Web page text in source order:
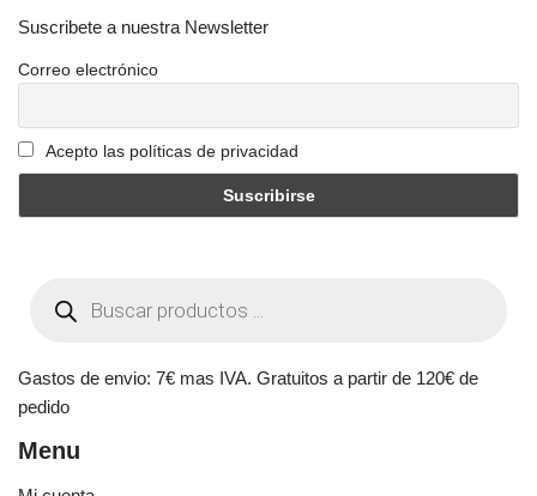
Suscribete a nuestra Newsletter
Correo electrónico
Acepto las políticas de privacidad
Gastos de envio: 7€ mas IVA. Gratuitos a partir de 120€ de
pedido
Menu